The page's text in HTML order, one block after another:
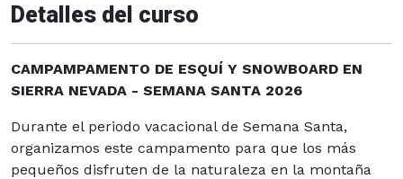
Detalles del curso
CAMPAMPAMENTO DE ESQUÍ Y SNOWBOARD EN
SIERRA NEVADA - SEMANA SANTA 2026
Durante el periodo vacacional de Semana Santa,
organizamos este campamento para que los más
pequeños disfruten de la naturaleza en la montaña